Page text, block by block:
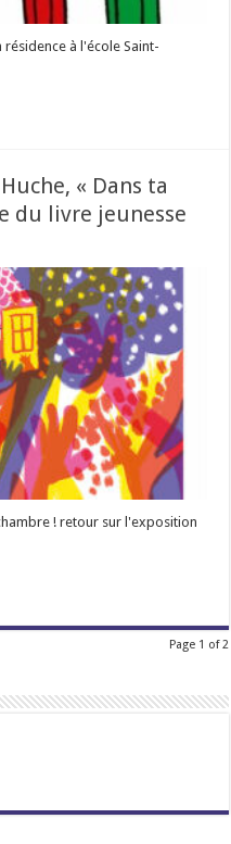
résidence à l'école Saint-
« Dans ta
du livre jeunesse
! retour sur l'exposition
Page 1 of 2